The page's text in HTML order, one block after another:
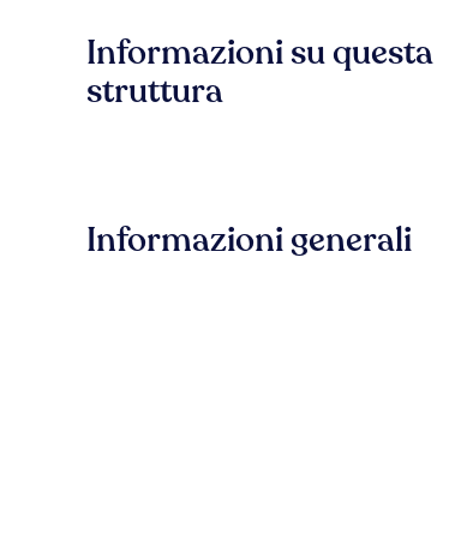
Informazioni su questa
struttura
Informazioni generali